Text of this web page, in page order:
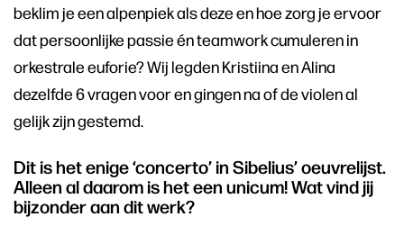
beklim je een alpenpiek als deze en hoe zorg je ervoor
dat persoonlijke passie én teamwork cumuleren in
orkestrale euforie? Wij legden Kristiina en Alina
dezelfde 6 vragen voor en gingen na of de violen al
gelijk zijn gestemd.
Dit is het enige ‘concerto’ in Sibelius’ oeuvrelijst.
Alleen al daarom is het een unicum! Wat vind jij
bijzonder aan dit werk?